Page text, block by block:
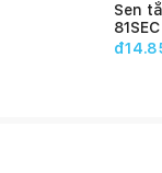
Sen
81SEC